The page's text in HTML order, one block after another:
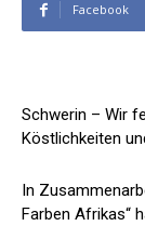
Facebook
Schwerin – Wir
Köstlichkeiten
In
Farben Afrikas“